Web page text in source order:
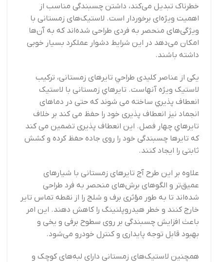
خطرناک تبدیل می‌کند، داشتن چسبندگی مناسب از
اهمیت ویژه‌ای برخوردار است. لاستیک‌های زمستانی با
ویژگی‌های منحصر به فردی طراحی شده‌اند که به آن‌ها
امکان می‌دهد در این شرایط دشوار عملکرد بسیار خوبی
داشته باشند.
یکی از عناصر كليدی طراحي تایرهای زمستانی، تركيب
لاستيک ويژه آنهاست. تايرهاي زمستانی با لاستيک
انعطاف پذيري ساخته می شوند که حتی در دماهای
انجماد نيز انعطاف پذیری خود را حفظ می کند بر خلاف
تايرهاي چهار فصل. اين انعطاف پذيری تضمین می کند
که تايرها چسبندگی خود را روی جاده حفظ کرده و کشش
ثابتی را ایجاد کنند.
علاوه بر این طرح آج تایرهای زمستانی با شیارهای
عمیق‌تر و الگوهای برش‌های منحصر به فرد طراحی
شده‌اند تا به طور مؤثری برف و شلج را از نقطه تماس تایر
خارج کنند و خطر هیدروپلنینگ را کاهش دهند. این امر
باعث افزایش چسبندگی بر روی سطوح برفی و یخی و
بهبود قابل توجه پایداری و کنترل خودرو می‌شود.
همچنین لاستیک‌های زمستانی دارای لبه‌های کوچک و